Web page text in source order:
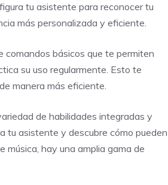
tu asistente para reconocer tu
más personalizada y eficiente.
comandos básicos que te permiten
su uso regularmente. Esto te
manera más eficiente.
de habilidades integradas y
tu asistente y descubre cómo pueden
hay una amplia gama de